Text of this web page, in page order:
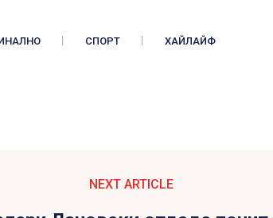
СПОРТ ХАЙЛАЙФ
NEXT ARTICLE